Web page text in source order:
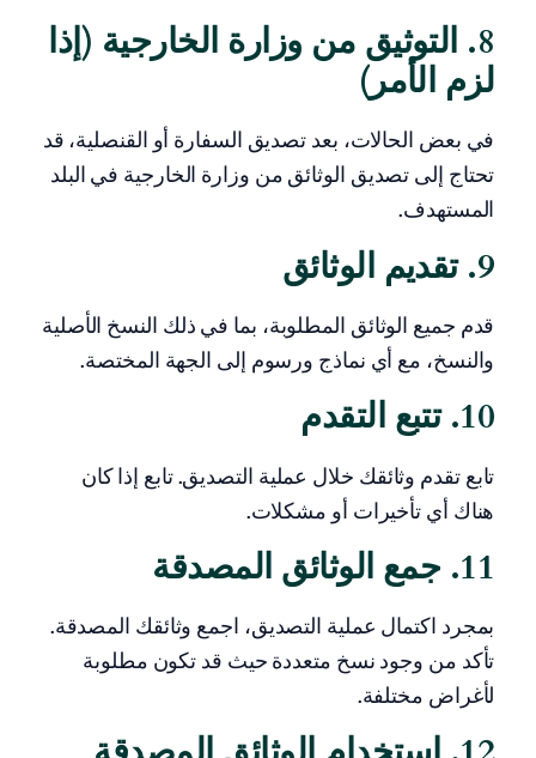
8. التوثيق من وزارة الخارجية (إذا
لزم الأمر)
في بعض الحالات، بعد تصديق السفارة أو القنصلية، قد
تحتاج إلى تصديق الوثائق من وزارة الخارجية في البلد
المستهدف.
9. تقديم الوثائق
قدم جميع الوثائق المطلوبة، بما في ذلك النسخ الأصلية
والنسخ، مع أي نماذج ورسوم إلى الجهة المختصة.
10. تتبع التقدم
تابع تقدم وثائقك خلال عملية التصديق. تابع إذا كان
هناك أي تأخيرات أو مشكلات.
11. جمع الوثائق المصدقة
بمجرد اكتمال عملية التصديق، اجمع وثائقك المصدقة.
تأكد من وجود نسخ متعددة حيث قد تكون مطلوبة
لأغراض مختلفة.